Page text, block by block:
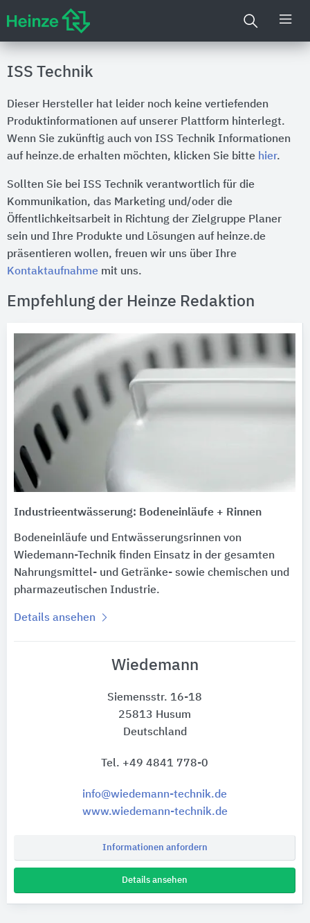
ISS Technik
Dieser Hersteller hat leider noch keine vertiefenden
Produktinformationen auf unserer Plattform hinterlegt.
Wenn Sie zukünftig auch von ISS Technik Informationen
auf heinze.de erhalten möchten, klicken Sie bitte hier.
Sollten Sie bei ISS Technik verantwortlich für die
Kommunikation, das Marketing und/oder die
Öffentlichkeitsarbeit in Richtung der Zielgruppe Planer
sein und Ihre Produkte und Lösungen auf heinze.de
präsentieren wollen, freuen wir uns über Ihre
Kontaktaufnahme mit uns.
Empfehlung der Heinze Redaktion
Industrieentwässerung: Bodeneinläufe + Rinnen
Bodeneinläufe und Entwässerungsrinnen von
Wiedemann-Technik finden Einsatz in der gesamten
Nahrungsmittel- und Getränke- sowie chemischen und
pharmazeutischen Industrie.
Details ansehen
Wiedemann
Siemensstr. 16-18
25813 Husum
Deutschland
Tel. +49 4841 778-0
info@wiedemann-technik.de
www.wiedemann-technik.de
Informationen anfordern
Details ansehen